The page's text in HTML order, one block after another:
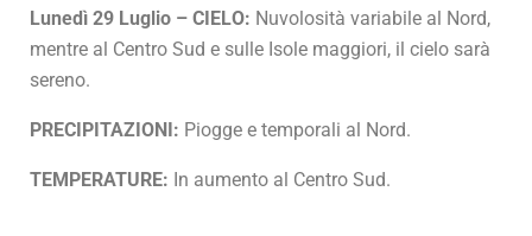
Lunedì 29 Luglio – CIELO: Nuvolosità variabile al Nord,
mentre al Centro Sud e sulle Isole maggiori, il cielo sarà
sereno.
PRECIPITAZIONI: Piogge e temporali al Nord.
TEMPERATURE: In aumento al Centro Sud.